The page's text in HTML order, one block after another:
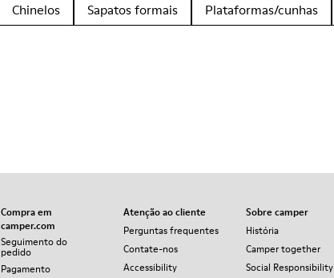
Chinelos Sapatos formais Plataformas/cunhas
Compra em
camper.com
Seguimento do
pedido
Pagamento
Atenção ao cliente
Perguntas frequentes
Contate-nos
Accessibility
Sobre camper
História
Camper together
Social Responsibility